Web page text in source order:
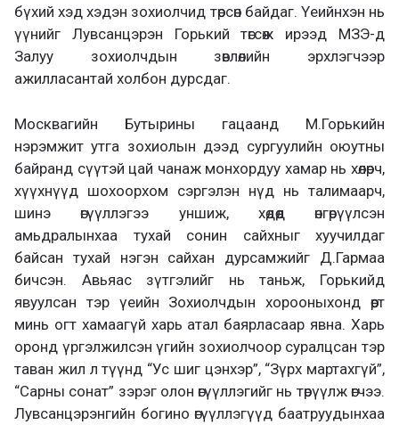
бүхий хэд хэдэн зохиолчид төрсөн байдаг. Үеийнхэн нь
үүнийг Лувсанцэрэн Горький төгсөж ирээд МЗЭ-д
Залуу зохиолчдын зөвлөлийн эрхлэгчээр
ажилласантай холбон дурсдаг.
Москвагийн Бутырины гацаанд М.Горькийн
нэрэмжит утга зохиолын дээд сургуулийн оюутны
байранд сүүтэй цай чанаж монхордуу хамар нь хөлөрч,
хүүхнүүд шохоорхом сэргэлэн нүд нь талимаарч,
шинэ өгүүллэгээ уншиж, хөдөөд өнгөрүүлсэн
амьдралынхаа тухай сонин сайхныг хуучилдаг
байсан тухай нэгэн сайхан дурсамжийг Д.Гармаа
бичсэн. Авьяас зүтгэлийг нь таньж, Горькийд
явуулсан тэр үеийн Зохиолчдын хорооныхонд өөрт
минь огт хамаагүй харь атал баярласаар явна. Харь
оронд үргэлжилсэн үгийн зохиолчоор суралцсан тэр
таван жил л түүнд “Ус шиг цэнхэр”, “Зүрх мартахгүй”,
“Сарны сонат” зэрэг олон өгүүллэгийг нь төрүүлж өгчээ.
Лувсанцэрэнгийн богино өгүүллэгүүд баатруудынхаа